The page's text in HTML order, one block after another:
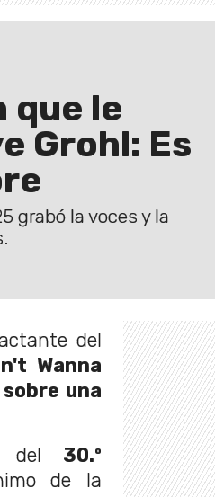
que le
Grohl: Es
grabó la voces y la
del
Wanna
una
del 30.º
de la